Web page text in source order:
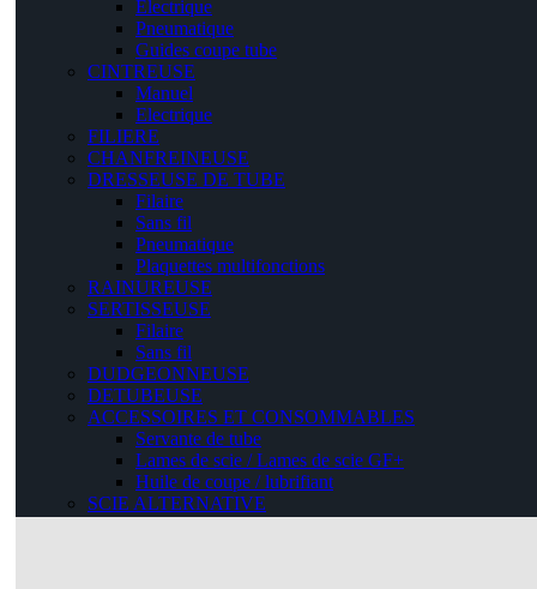
Electrique
Pneumatique
Guides coupe tube
CINTREUSE
Manuel
Electrique
FILIERE
CHANFREINEUSE
DRESSEUSE DE TUBE
Filaire
Sans fil
Pneumatique
Plaquettes multifonctions
RAINUREUSE
SERTISSEUSE
Filaire
Sans fil
DUDGEONNEUSE
DETUBEUSE
ACCESSOIRES ET CONSOMMABLES
Servante de tube
Lames de scie / Lames de scie GF+
Huile de coupe / lubrifiant
SCIE ALTERNATIVE